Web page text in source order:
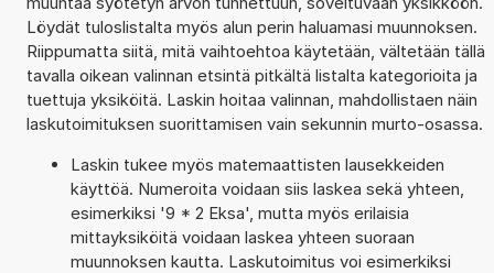
Löydät tuloslistalta myös alun perin haluamasi muunnoksen.
Riippumatta siitä, mitä vaihtoehtoa käytetään, vältetään tällä
tavalla oikean valinnan etsintä pitkältä listalta kategorioita ja
tuettuja yksiköitä. Laskin hoitaa valinnan, mahdollistaen näin
laskutoimituksen suorittamisen vain sekunnin murto-osassa.
Laskin tukee myös matemaattisten lausekkeiden
käyttöä. Numeroita voidaan siis laskea sekä yhteen,
esimerkiksi '9 * 2 Eksa', mutta myös erilaisia
mittayksiköitä voidaan laskea yhteen suoraan
muunnoksen kautta. Laskutoimitus voi esimerkiksi